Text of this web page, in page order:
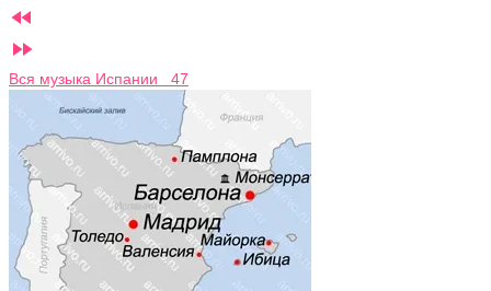


Вся музыка Испании 47